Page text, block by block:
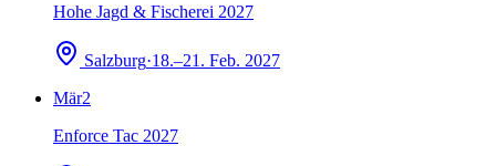
Hohe Jagd & Fischerei 2027
Salzburg·18.–21. Feb. 2027
Mär2
Enforce Tac 2027